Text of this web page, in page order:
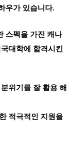
우가 있습니다.
스펙을 가진 캐나
대학에 합격시킨
위기를 잘 활용 해
적극적인 지원을